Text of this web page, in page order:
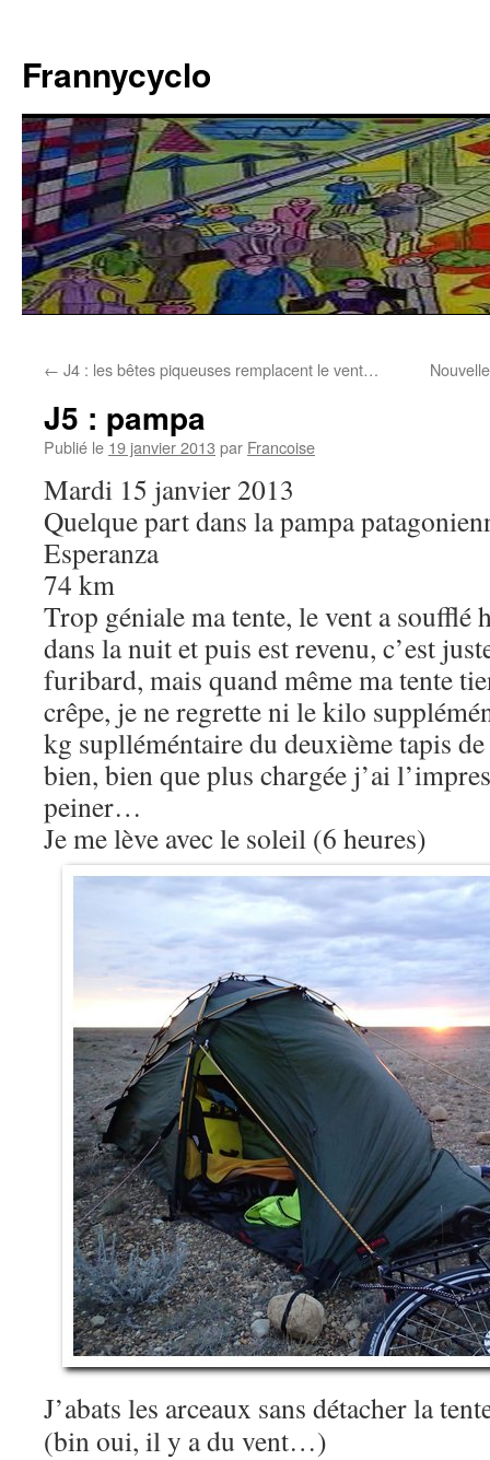
contenu
Frannycyclo
← J4 : les bêtes piqueuses remplacent le vent…
J5 : pampa
Publié le 19 janvier 2013 par Francoise
Mardi 15 janvier 2013
Quelque part dans la pampa
Esperanza
74 km
Trop géniale ma tente, le vent a soufflé
dans la nuit et puis est revenu, c’est
furibard, mais quand même ma tente
crêpe, je ne regrette ni le kilo
kg suplléméntaire du deuxième tapis
bien, bien que plus chargée j’ai
peiner…
Je me lève avec le soleil (6 heures)
J’abats les arceaux sans détacher la
(bin oui, il y a du vent…)